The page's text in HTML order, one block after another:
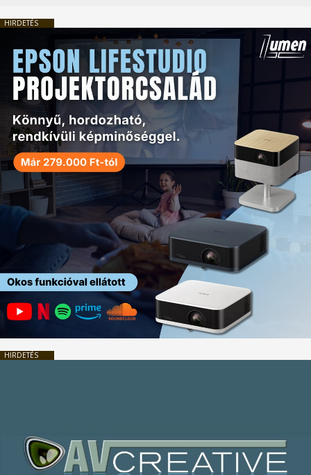
HIRDETÉS
HIRDETÉS